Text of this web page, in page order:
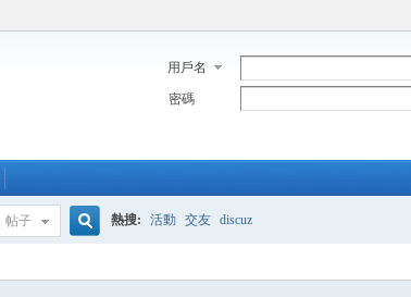
用戶名
密碼
帖子 熱搜: 活動 交友 discuz